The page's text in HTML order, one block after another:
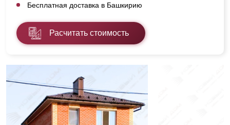
Бесплатная доставка в Башкирию
Расчитать стоимость